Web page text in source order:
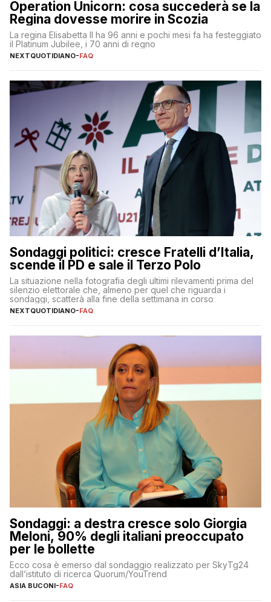
Operation Unicorn: cosa succederà se la
Regina dovesse morire in Scozia
La regina Elisabetta II ha 96 anni e pochi mesi fa ha festeggiato
il Platinum Jubilee, i 70 anni di regno
NEXTQUOTIDIANO-FAQ
Sondaggi politici: cresce Fratelli d’Italia,
scende il PD e sale il Terzo Polo
La situazione nella fotografia degli ultimi rilevamenti prima del
silenzio elettorale che, almeno per quel che riguarda i
sondaggi, scatterà alla fine della settimana in corso
NEXTQUOTIDIANO-FAQ
Sondaggi: a destra cresce solo Giorgia
Meloni, 90% degli italiani preoccupato
per le bollette
Ecco cosa è emerso dal sondaggio realizzato per SkyTg24
dall’istituto di ricerca Quorum/YouTrend
ASIA BUCONI-FAQ